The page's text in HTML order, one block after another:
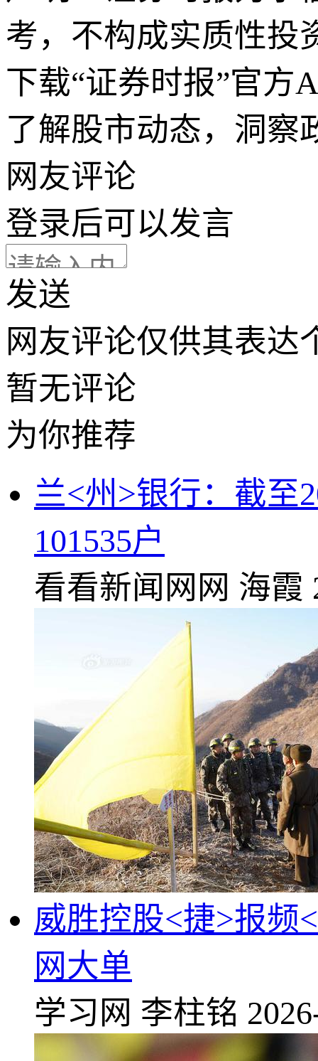
考，不构成实质性投
下载“证券时报”官方
了解股市动态，洞察
网友评论
登录后可以发言
发送
网友评论仅供其表达
暂无评论
为你推荐
兰<州>银行：截至
101535户
看看新闻网网 海霞
威胜控股<捷>报频
网大单
学习网 李柱铭